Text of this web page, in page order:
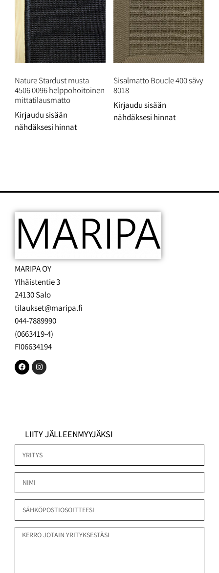
Nature Stardust musta
4506 0096 helppohoitoinen
mittatilausmatto
Kirjaudu sisään
nähdäksesi hinnat
Sisalmatto Boucle 400 sävy
8018
Kirjaudu sisään
nähdäksesi hinnat
MARIPA OY
Ylhäistentie 3
24130 Salo
tilaukset@maripa.fi
044-7889990
(0663419-4)
FI06634194
LIITY JÄLLEENMYYJÄKSI